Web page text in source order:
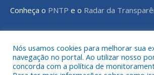
Conheça o PNTP e o Radar da
Todos os direitos reservados a Prefeitura
Pará
Nós usamos cookies para melhorar sua
navegação no portal. Ao utilizar nosso
concorda com a política de